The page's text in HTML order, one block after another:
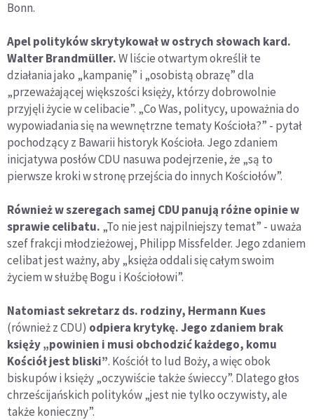
Bonn.
Apel polityków skrytykował w ostrych słowach kard.
Walter Brandmüller.W liście otwartym określił te
działania jako „kampanię” i „osobistą obrazę” dla
„przeważającej większości księży, którzy dobrowolnie
przyjęli życie w celibacie”. „Co Was, politycy, upoważnia do
wypowiadania się na wewnętrzne tematy Kościoła?” - pytał
pochodzący z Bawarii historyk Kościoła. Jego zdaniem
inicjatywa posłów CDU nasuwa podejrzenie, że „są to
pierwsze kroki w stronę przejścia do innych Kościołów”.
Również w szeregach samej CDU panują różne opinie w
sprawie celibatu. „To nie jest najpilniejszy temat” - uważa
szef frakcji młodzieżowej, Philipp Missfelder. Jego zdaniem
celibat jest ważny, aby „księża oddali się całym swoim
życiem w służbę Bogu i Kościołowi”.
Natomiast sekretarz ds. rodziny, Hermann Kues
(również z CDU) odpiera krytykę. Jego zdaniem brak
księży „powinien i musi obchodzić każdego, komu
Kościół jest bliski”. Kościół to lud Boży, a więc obok
biskupów i księży „oczywiście także świeccy”. Dlatego głos
chrześcijańskich polityków „jest nie tylko oczywisty, ale
także konieczny”.